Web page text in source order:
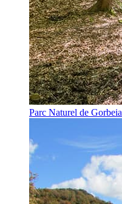
Parc Naturel de Gorbeia